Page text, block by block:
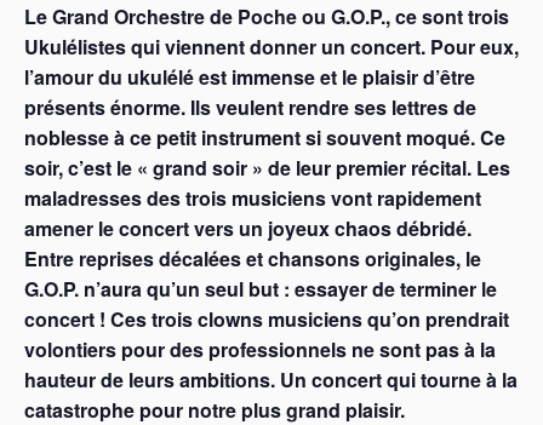
Le Grand Orchestre de Poche ou G.O.P., ce sont trois
Ukulélistes qui viennent donner un concert. Pour eux,
l’amour du ukulélé est immense et le plaisir d’être
présents énorme. Ils veulent rendre ses lettres de
noblesse à ce petit instrument si souvent moqué. Ce
soir, c’est le « grand soir » de leur premier récital. Les
maladresses des trois musiciens vont rapidement
amener le concert vers un joyeux chaos débridé.
Entre reprises décalées et chansons originales, le
G.O.P. n’aura qu’un seul but : essayer de terminer le
concert ! Ces trois clowns musiciens qu’on prendrait
volontiers pour des professionnels ne sont pas à la
hauteur de leurs ambitions. Un concert qui tourne à la
catastrophe pour notre plus grand plaisir.